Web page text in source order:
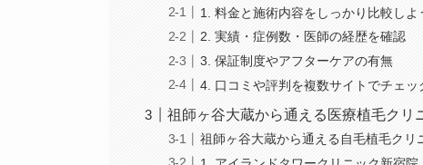
1. 料金と施術内容をしっかり比較しよ
2. 実績・症例数・医師の経歴を確認
3. 保証制度やアフターケアの有無
4. 口コミや評判を複数サイトでチェッ
祖師ヶ谷大蔵から通える医療植毛クリ
祖師ヶ谷大蔵から通える自毛植毛クリ